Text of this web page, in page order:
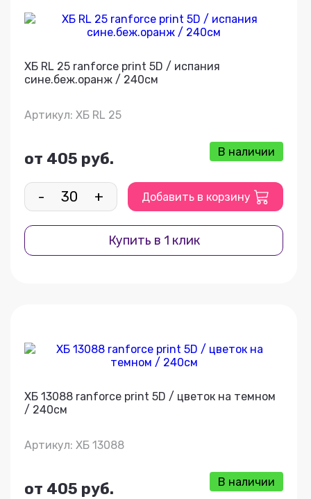
ХБ RL 25 ranforce print 5D / испания
сине.беж.оранж / 240см
Артикул: ХБ RL 25
от 405 руб. В наличии
- + Добавить в корзину
Купить в 1 клик
ХБ 13088 ranforce print 5D / цветок на темном
/ 240см
Артикул: ХБ 13088
от 405 руб. В наличии